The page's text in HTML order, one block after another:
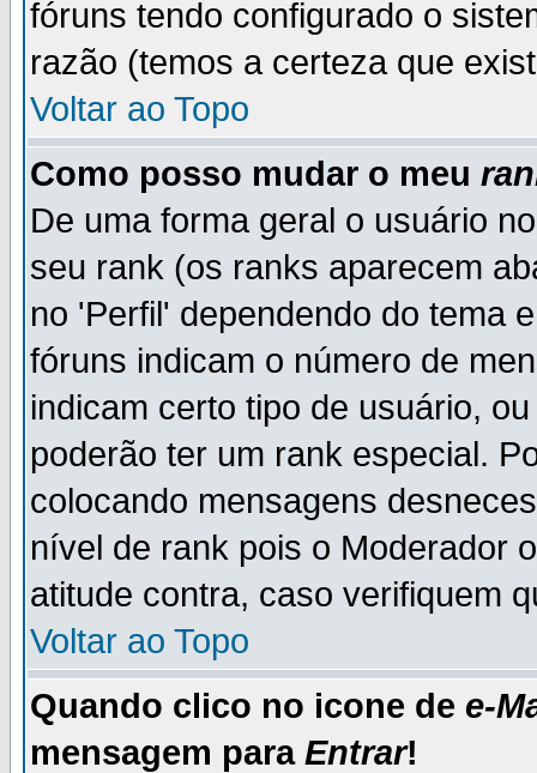
fóruns tendo configurado o
razão (temos a certeza que
Voltar ao Topo
Como posso mudar o meu
De uma forma geral o usuário
seu rank (os ranks aparecem
no 'Perfil' dependendo do tema
fóruns indicam o número de
indicam certo tipo de usuário,
poderão ter um rank especial.
colocando mensagens
nível de rank pois o Moderador
atitude contra, caso verifiquem
Voltar ao Topo
Quando clico no icone de e-
mensagem para Entrar!